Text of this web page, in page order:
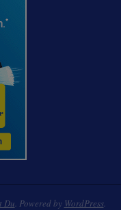
Du. Powered by WordPress.